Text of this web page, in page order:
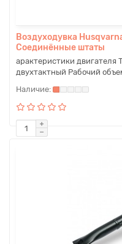
Воздуходувка
Соединённые штаты
арактеристики двигателя
двухтактный Рабочий